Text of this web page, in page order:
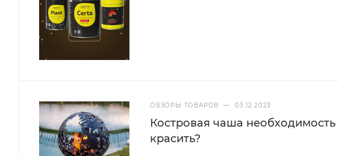
Полное высыхание — 24 часа.
Радиаторы и трубы отопления;
Металлические конструкции;
ОБЗОРЫ ТОВАРОВ — 03.12.2023
Костровая чаша
красить?